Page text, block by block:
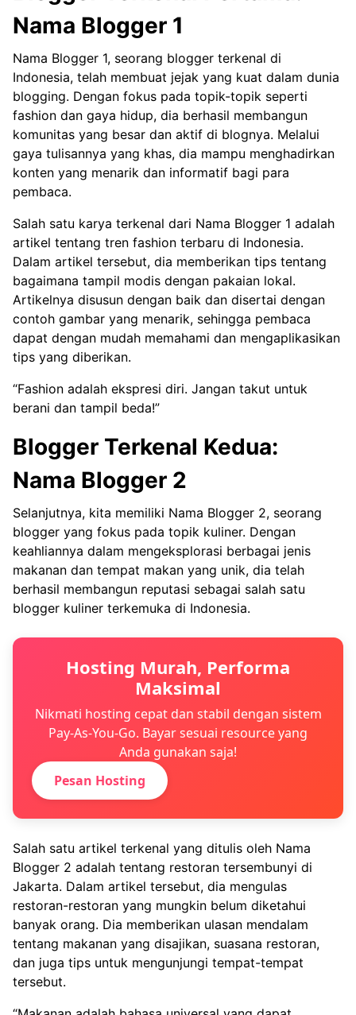
Nama Blogger 1
Nama Blogger 1, seorang blogger terkenal di
Indonesia, telah membuat jejak yang kuat dalam dunia
blogging. Dengan fokus pada topik-topik seperti
fashion dan gaya hidup, dia berhasil membangun
komunitas yang besar dan aktif di blognya. Melalui
gaya tulisannya yang khas, dia mampu menghadirkan
konten yang menarik dan informatif bagi para
pembaca.
Salah satu karya terkenal dari Nama Blogger 1 adalah
artikel tentang tren fashion terbaru di Indonesia.
Dalam artikel tersebut, dia memberikan tips tentang
bagaimana tampil modis dengan pakaian lokal.
Artikelnya disusun dengan baik dan disertai dengan
contoh gambar yang menarik, sehingga pembaca
dapat dengan mudah memahami dan mengaplikasikan
tips yang diberikan.
“Fashion adalah ekspresi diri. Jangan takut untuk
berani dan tampil beda!”
Blogger Terkenal Kedua:
Nama Blogger 2
Selanjutnya, kita memiliki Nama Blogger 2, seorang
blogger yang fokus pada topik kuliner. Dengan
keahliannya dalam mengeksplorasi berbagai jenis
makanan dan tempat makan yang unik, dia telah
berhasil membangun reputasi sebagai salah satu
blogger kuliner terkemuka di Indonesia.
Hosting Murah, Performa
Maksimal
Nikmati hosting cepat dan stabil dengan sistem
Pay-As-You-Go. Bayar sesuai resource yang
Anda gunakan saja!
Pesan Hosting
Salah satu artikel terkenal yang ditulis oleh Nama
Blogger 2 adalah tentang restoran tersembunyi di
Jakarta. Dalam artikel tersebut, dia mengulas
restoran-restoran yang mungkin belum diketahui
banyak orang. Dia memberikan ulasan mendalam
tentang makanan yang disajikan, suasana restoran,
dan juga tips untuk mengunjungi tempat-tempat
tersebut.